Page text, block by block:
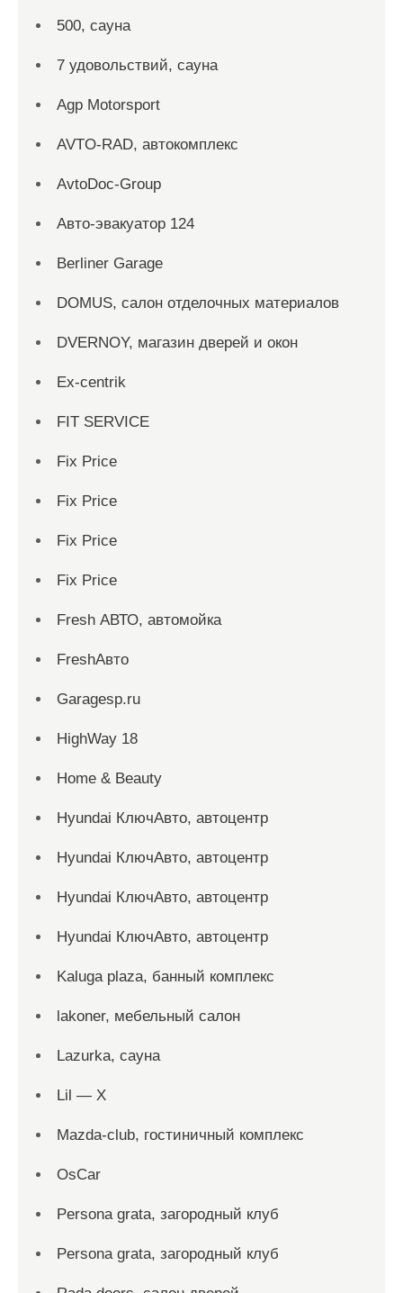
500, сауна
7 удовольствий, сауна
Agp Motorsport
AVTO-RAD, автокомплекс
AvtoDoc-Group
Aвто-эвакуатор 124
Berliner Garage
DOMUS, салон отделочных материалов
DVERNOY, магазин дверей и окон
Ex-centrik
FIT SERVICE
Fix Price
Fix Price
Fix Price
Fix Price
Fresh АВТО, автомойка
FreshАвто
Garagesp.ru
HighWay 18
Home & Beauty
Hyundai КлючАвто, автоцентр
Hyundai КлючАвто, автоцентр
Hyundai КлючАвто, автоцентр
Hyundai КлючАвто, автоцентр
Kaluga plaza, банный комплекс
lakoner, мебельный салон
Lazurka, сауна
Lil — X
Mazda-club, гостиничный комплекс
OsCar
Persona grata, загородный клуб
Persona grata, загородный клуб